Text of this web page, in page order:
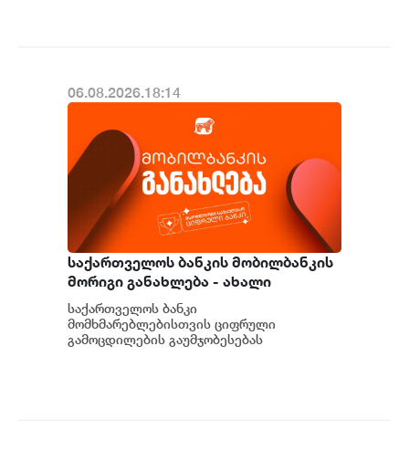
06.08.2026.18:14
საქართველოს ბანკის მობილბანკის
მორიგი განახლება - ახალი
შესაძლებლობები
მომხმარებლებისთვის
საქართველოს ბანკი
მომხმარებლებისთვის ციფრული
გამოცდილების გაუმჯობესებას